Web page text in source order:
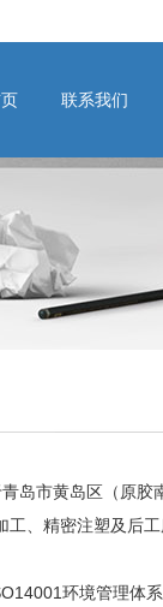
联系我们
市黄岛区（原胶
精密注塑及后工
环境管理体